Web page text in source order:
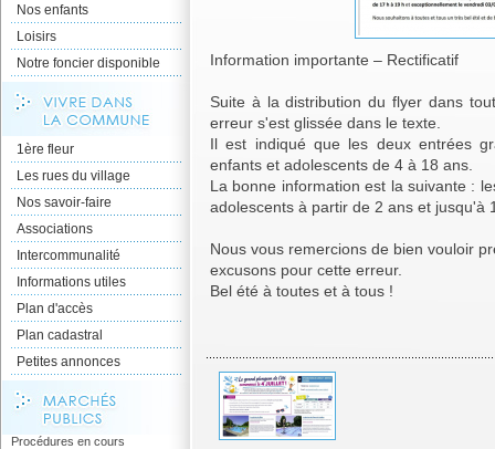
Nos enfants
Loisirs
Notre foncier disponible
1ère fleur
Les rues du village
Nos savoir-faire
Associations
Intercommunalité
Informations utiles
Plan d'accès
Plan cadastral
Petites annonces
Procédures en cours
Information importante – Rectificatif
Suite à la distribution du flyer dans
erreur s'est glissée dans le texte.
Il est indiqué que les deux entrées
enfants et adolescents de 4 à 18 ans.
La bonne information est la suivante :
adolescents à partir de 2 ans et jusqu'à
Nous vous remercions de bien vouloir
excusons pour cette erreur.
Bel été à toutes et à tous !